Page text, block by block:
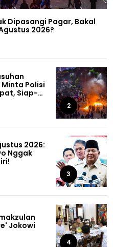
Dipasangi Pagar, Bakal
2026?
Polisi
Siap-
2
2026:
Nggak
3
Jokowi
4